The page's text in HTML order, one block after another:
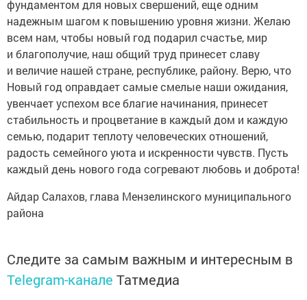
фундаментом для новых свершений, еще одним
надежным шагом к повышению уровня жизни. Желаю
всем нам, чтобы новый год подарил счастье, мир
и благополучие, наш общий труд принесет славу
и величие нашей стране, республике, району. Верю, что
Новый год оправдает самые смелые наши ожидания,
увенчает успехом все благие начинания, принесет
стабильность и процветание в каждый дом и каждую
семью, подарит теплоту человеческих отношений,
радость семейного уюта и искренности чувств. Пусть
каждый день нового года согревают любовь и доброта!
Айдар Салахов, глава Мензелинского муниципального
района
Следите за самым важным и интересным в
Telegram-канале Татмедиа